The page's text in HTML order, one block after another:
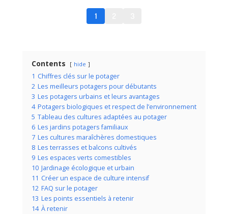
1
Contents hide
1 Chiffres clés sur le potager
2 Les meilleurs potagers pour débutants
3 Les potagers urbains et leurs avantages
4 Potagers biologiques et respect de l’environnement
5 Tableau des cultures adaptées au potager
6 Les jardins potagers familiaux
7 Les cultures maraîchères domestiques
8 Les terrasses et balcons cultivés
9 Les espaces verts comestibles
10 Jardinage écologique et urbain
11 Créer un espace de culture intensif
12 FAQ sur le potager
13 Les points essentiels à retenir
14 À retenir